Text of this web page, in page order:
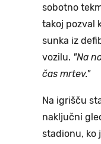
sobotno
takoj pozval
sunka iz
vozilu. "Na
čas mrtev."
Na igrišču
naključni
stadionu, ko